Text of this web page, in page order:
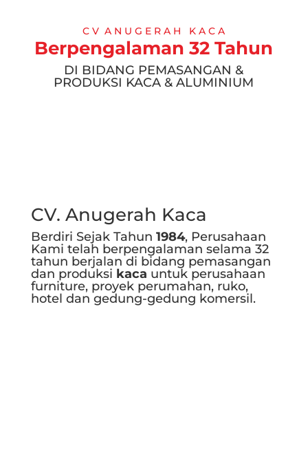
C V A N U G E R A H K A C A
Berpengalaman 32 Tahun
DI BIDANG PEMASANGAN &
PRODUKSI KACA & ALUMINIUM
CV. Anugerah Kaca
Berdiri Sejak Tahun 1984, Perusahaan
Kami telah berpengalaman selama 32
tahun berjalan di bidang pemasangan
dan produksi kaca untuk perusahaan
furniture, proyek perumahan, ruko,
hotel dan gedung-gedung komersil.